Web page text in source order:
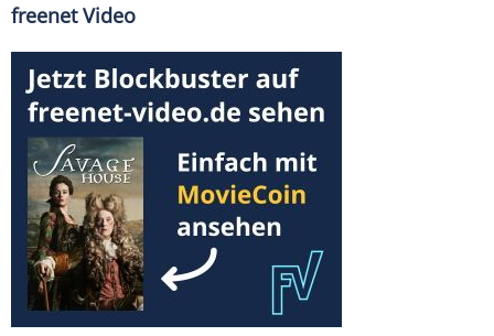
freenet Video